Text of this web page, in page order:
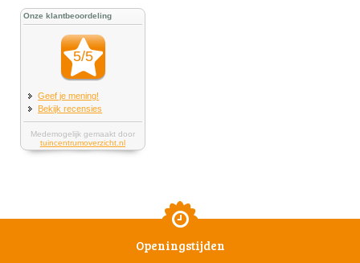
Openingstijden